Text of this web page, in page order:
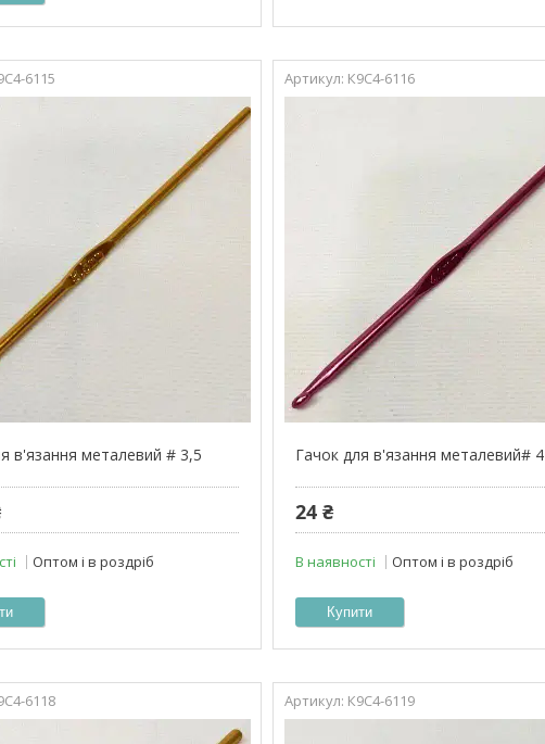
6115
в'язання металевий # 3,5
Оптом і в роздріб
К9С4-6116
Гачок для в'язання металевий# 4
24 ₴
В наявності Оптом і в роздріб
Купити
6118 К9С4-6119